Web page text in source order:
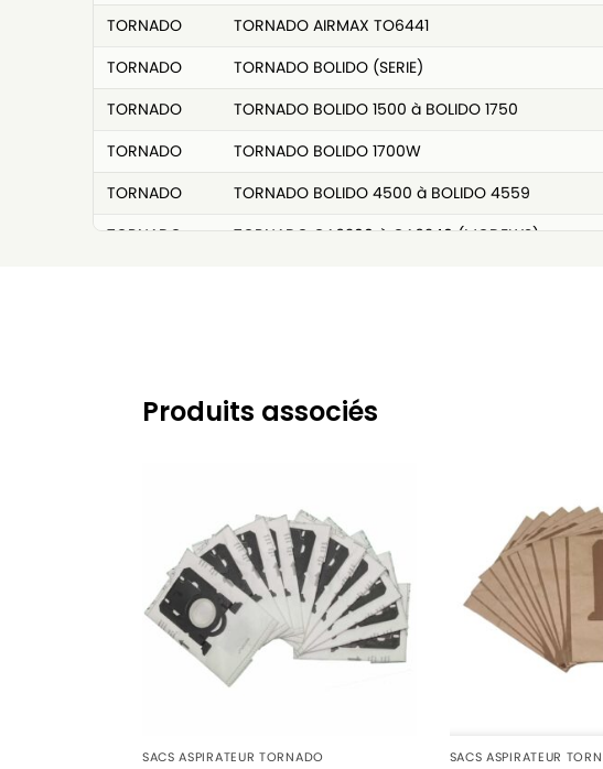
TORNADO
TORNADO AIRMAX TO6441
TORNADO
TORNADO BOLIDO (SERIE)
TORNADO
TORNADO BOLIDO 1500 à BOLIDO 1750
TORNADO
TORNADO BOLIDO 1700W
TORNADO
TORNADO BOLIDO 4500 à BOLIDO 4559
TORNADO
TORNADO CA6200 à CA6240 (MODELYS)
TORNADO
TORNADO EASY GO TOEG41IW
TORNADO EQUIPT
TORNADO
TORNADO EQUIPT TOEQ15
TORNADO
TORNADO ESSENSIO
TORNADO
TORNADO ESSENSIO 1800W
Produits associés
SACS ASPIRATEUR TORNADO SACS ASPIRATEUR